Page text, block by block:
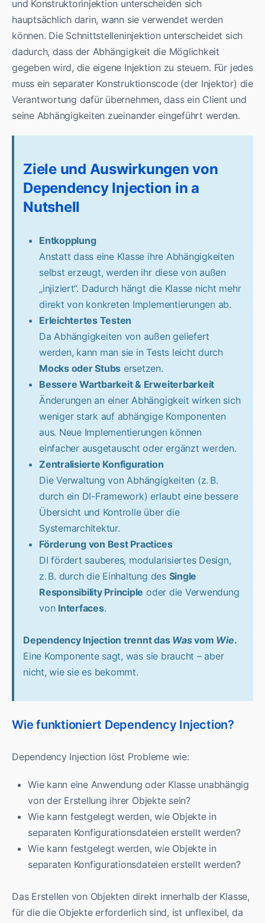
und Konstruktorinjektion unterscheiden sich
hauptsächlich darin, wann sie verwendet werden
können. Die Schnittstelleninjektion unterscheidet sich
dadurch, dass der Abhängigkeit die Möglichkeit
gegeben wird, die eigene Injektion zu steuern. Für jedes
muss ein separater Konstruktionscode (der Injektor) die
Verantwortung dafür übernehmen, dass ein Client und
seine Abhängigkeiten zueinander eingeführt werden.
Ziele und Auswirkungen von
Dependency Injection in a
Nutshell
Entkopplung
Anstatt dass eine Klasse ihre Abhängigkeiten
selbst erzeugt, werden ihr diese von außen
„injiziert“. Dadurch hängt die Klasse nicht mehr
direkt von konkreten Implementierungen ab.
Erleichtertes Testen
Da Abhängigkeiten von außen geliefert
werden, kann man sie in Tests leicht durch
Mocks oder Stubs ersetzen.
Bessere Wartbarkeit & Erweiterbarkeit
Änderungen an einer Abhängigkeit wirken sich
weniger stark auf abhängige Komponenten
aus. Neue Implementierungen können
einfacher ausgetauscht oder ergänzt werden.
Zentralisierte Konfiguration
Die Verwaltung von Abhängigkeiten (z. B.
durch ein DI-Framework) erlaubt eine bessere
Übersicht und Kontrolle über die
Systemarchitektur.
Förderung von Best Practices
DI fördert sauberes, modularisiertes Design,
z. B. durch die Einhaltung des Single
Responsibility Principle oder die Verwendung
von Interfaces.
Dependency Injection trennt das Wasvom Wie.
Eine Komponente sagt, was sie braucht – aber
nicht, wie sie es bekommt.
Wie funktioniert Dependency Injection?
Dependency Injection löst Probleme wie:
Wie kann eine Anwendung oder Klasse unabhängig
von der Erstellung ihrer Objekte sein?
Wie kann festgelegt werden, wie Objekte in
separaten Konfigurationsdateien erstellt werden?
Wie kann festgelegt werden, wie Objekte in
separaten Konfigurationsdateien erstellt werden?
Das Erstellen von Objekten direkt innerhalb der Klasse,
für die die Objekte erforderlich sind, ist unflexibel, da